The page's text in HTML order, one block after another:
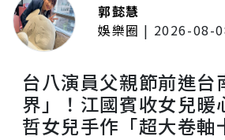
郭懿慧
娛樂圈 | 2026-08-
台八演員父親節前進台
界」！江國賓收女兒
哲女兒手作「超大卷軸